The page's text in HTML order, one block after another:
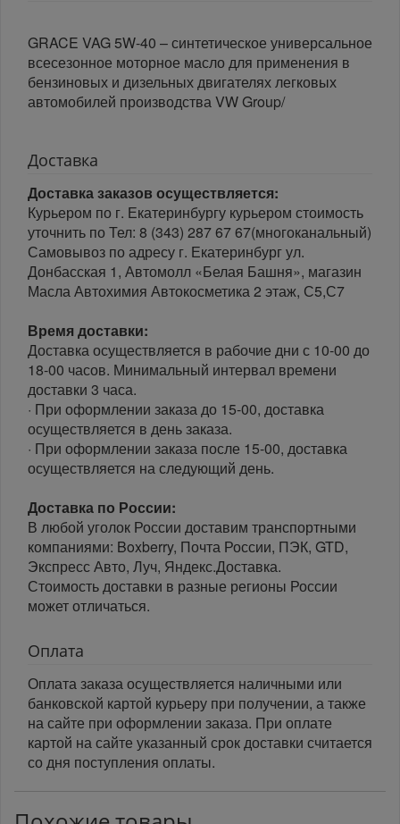
GRACE VAG 5W-40 – синтетическое универсальное
всесезонное моторное масло для применения в
бензиновых и дизельных двигателях легковых
автомобилей производства VW Group/
Доставка
Доставка заказов осуществляется:
Курьером по г. Екатеринбургу курьером стоимость
уточнить по Тел: 8 (343) 287 67 67(многоканальный)
Самовывоз по адресу г. Екатеринбург ул.
Донбасская 1, Автомолл «Белая Башня», магазин
Масла Автохимия Автокосметика 2 этаж, С5,С7
Время доставки:
Доставка осуществляется в рабочие дни с 10-00 до
18-00 часов. Минимальный интервал времени
доставки 3 часа.
· При оформлении заказа до 15-00, доставка
осуществляется в день заказа.
· При оформлении заказа после 15-00, доставка
осуществляется на следующий день.
Доставка по России:
В любой уголок России доставим транспортными
компаниями: Boxberry, Почта России, ПЭК, GTD,
Экспресс Авто, Луч, Яндекс.Доставка.
Стоимость доставки в разные регионы России
может отличаться.
Оплата
Оплата заказа осуществляется наличными или
банковской картой курьеру при получении, а также
на сайте при оформлении заказа. При оплате
картой на сайте указанный срок доставки считается
со дня поступления оплаты.